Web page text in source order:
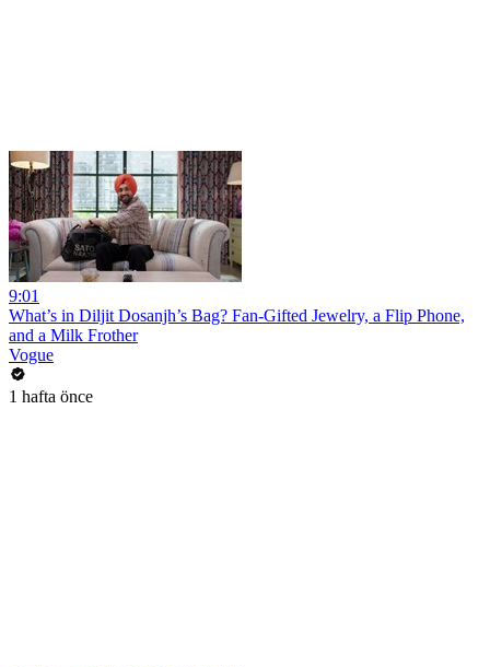
9:01
What’s in Diljit Dosanjh’s Bag? Fan-Gifted Jewelry, a Flip Phone,
and a Milk Frother
Vogue
1 hafta önce